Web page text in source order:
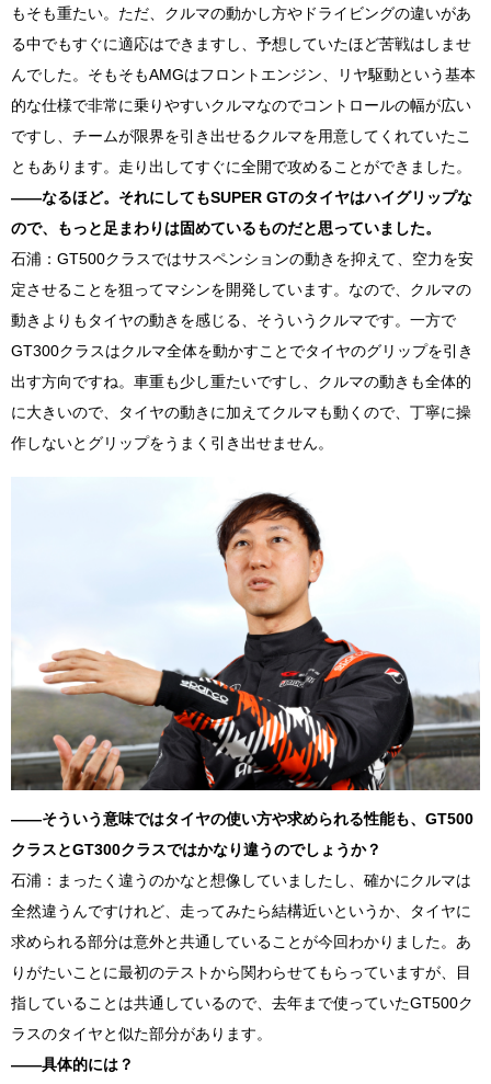
もそも重たい。ただ、クルマの動かし方やドライビングの違いがあ
る中でもすぐに適応はできますし、予想していたほど苦戦はしませ
んでした。そもそもAMGはフロントエンジン、リヤ駆動という基本
的な仕様で非常に乗りやすいクルマなのでコントロールの幅が広い
ですし、チームが限界を引き出せるクルマを用意してくれていたこ
ともあります。走り出してすぐに全開で攻めることができました。
――なるほど。それにしてもSUPER GTのタイヤはハイグリップな
ので、もっと足まわりは固めているものだと思っていました。
石浦： GT500クラスではサスペンションの動きを抑えて、空力を安
定させることを狙ってマシンを開発しています。なので、クルマの
動きよりもタイヤの動きを感じる、そういうクルマです。一方で
GT300クラスはクルマ全体を動かすことでタイヤのグリップを引き
出す方向ですね。車重も少し重たいですし、クルマの動きも全体的
に大きいので、タイヤの動きに加えてクルマも動くので、丁寧に操
作しないとグリップをうまく引き出せません。
――そういう意味ではタイヤの使い方や求められる性能も、 GT500
クラスとGT300クラスではかなり違うのでしょうか？
石浦：まったく違うのかなと想像していましたし、確かにクルマは
全然違うんですけれど、走ってみたら結構近いというか、タイヤに
求められる部分は意外と共通していることが今回わかりました。あ
りがたいことに最初のテストから関わらせてもらっていますが、目
指していることは共通しているので、去年まで使っていたGT500ク
ラスのタイヤと似た部分があります。
――具体的には？